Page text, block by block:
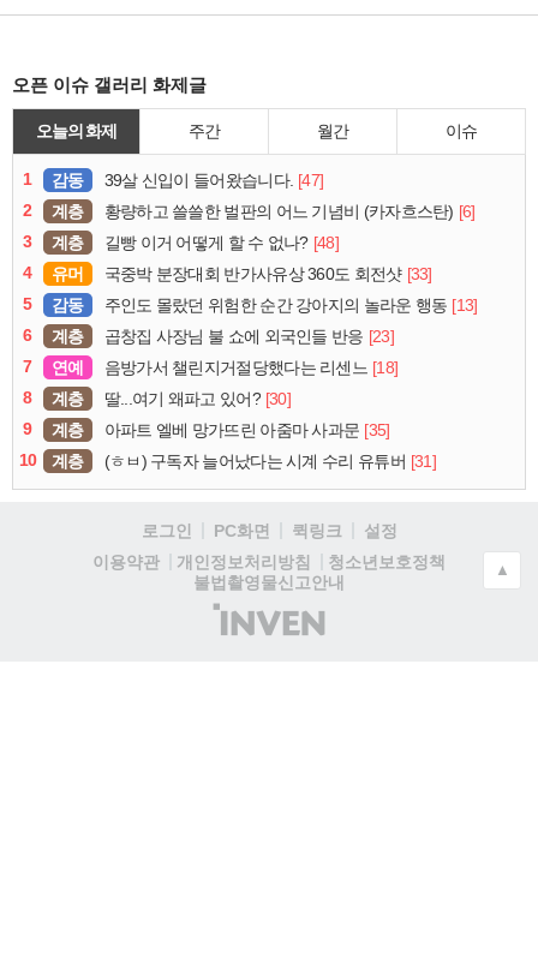
오픈 이슈 갤러리 화제글
오늘의 화제 주간 월간 이슈
1 감동 39살 신입이 들어왔습니다. [47]
2
계층 황량하고 쓸쓸한 벌판의 어느 기념비 (카자흐스탄) [6]
3
계층 길빵 이거 어떻게 할 수 없나? [48]
4
유머 국중박 분장대회 반가사유상 360도 회전샷 [33]
5
감동 주인도 몰랐던 위험한 순간 강아지의 놀라운 행동 [13]
6
계층 곱창집 사장님 불 쇼에 외국인들 반응 [23]
7
연예 음방가서 챌린지거절당했다는 리센느 [18]
8
계층 딸...여기 왜파고 있어? [30]
9
계층 아파트 엘베 망가뜨린 아줌마 사과문 [35]
10
계층 (ㅎㅂ) 구독자 늘어났다는 시계 수리 유튜버 [31]
로그인 PC화면 퀵링크
설정
이용약관
개인정보처리방침
청소년보호정책
불법촬영물신고안내
(주)
인
▲